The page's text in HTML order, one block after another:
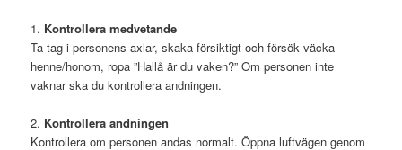
1. Kontrollera medvetande
Ta tag i personens axlar, skaka försiktigt och försök väcka
henne/honom, ropa ”Hallå är du vaken?” Om personen inte
vaknar ska du kontrollera andningen.
2. Kontrollera andningen
Kontrollera om personen andas normalt. Öppna luftvägen genom